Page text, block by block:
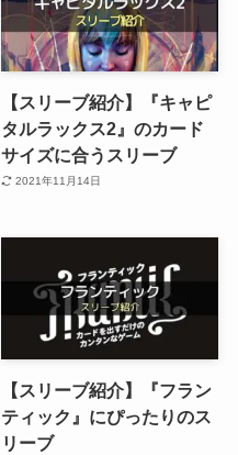
【スリーブ紹介】『キャピ
タルラックス2』のカード
サイズに合うスリーブ
2021年11月14日
【スリーブ紹介】『フラン
ティック』にぴったりのス
リーブ